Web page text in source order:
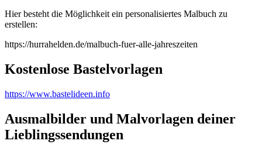
Hier besteht die Möglichkeit ein personalisiertes Malbuch zu
erstellen:
https://hurrahelden.de/malbuch-fuer-alle-jahreszeiten
Kostenlose Bastelvorlagen
https://www.bastelideen.info
Ausmalbilder und Malvorlagen deiner
Lieblingssendungen